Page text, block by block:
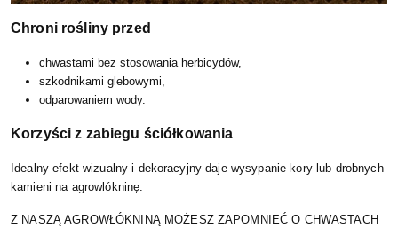
Chroni rośliny przed
chwastami bez stosowania herbicydów,
szkodnikami glebowymi,
odparowaniem wody.
Korzyści z zabiegu ściółkowania
Idealny efekt wizualny i dekoracyjny daje wysypanie kory lub drobnych
kamieni na agrowlókninę.
Z NASZĄ AGROWŁÓKNINĄ MOŻESZ ZAPOMNIEĆ O CHWASTACH